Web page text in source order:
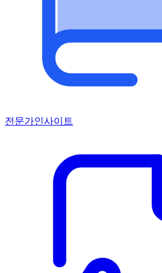
전문가인사이트